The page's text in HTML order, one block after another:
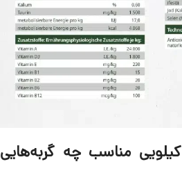
جوسرا نیچر کت ۱۰ کیلویی مناسب چه گربه‌هایی